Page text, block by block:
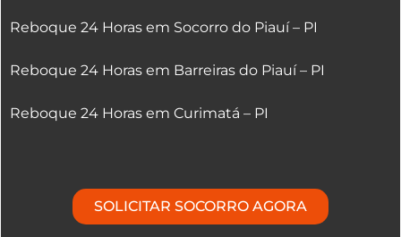
Reboque 24 Horas em Socorro do Piauí – PI
Reboque 24 Horas em Barreiras do Piauí – PI
Reboque 24 Horas em Curimatá – PI
SOLICITAR SOCORRO AGORA